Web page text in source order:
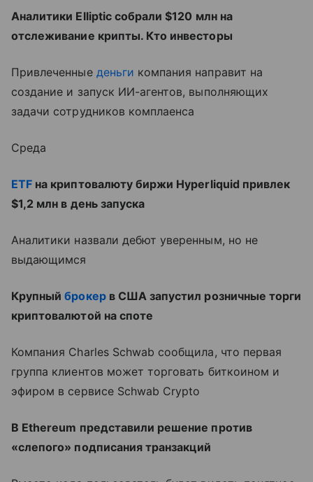
Аналитики Elliptic собрали $120 млн на
отслеживание крипты. Кто инвесторы
Привлеченные деньги компания направит на
создание и запуск ИИ-агентов, выполняющих
задачи сотрудников комплаенса
Среда
ETF на криптовалюту биржи Hyperliquid привлек
$1,2 млн в день запуска
Аналитики назвали дебют уверенным, но не
выдающимся
Крупныйброкерв США запустил розничные торги
криптовалютой на споте
Компания Charles Schwab сообщила, что первая
группа клиентов может торговать биткоином и
эфиром в сервисе Schwab Crypto
В Ethereum представили решение против
«слепого» подписания транзакций